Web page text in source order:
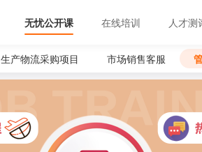
无忧公开课 在线培训 人才测
生产物流采购项目 市场销售客服